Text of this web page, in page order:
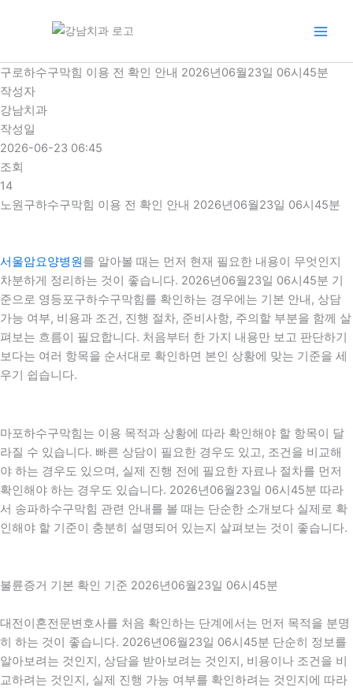
로
건
너
뛰
기
구로하수구막힘 이용 전 확인 안내 2026년06월23일 06시45분
작성자
강남치과
작성일
2026-06-23 06:45
조회
14
노원구하수구막힘 이용 전 확인 안내 2026년06월23일 06시45분
서울암요양병원를 알아볼 때는 먼저 현재 필요한 내용이 무엇인지
차분하게 정리하는 것이 좋습니다. 2026년06월23일 06시45분 기
준으로 영등포구하수구막힘를 확인하는 경우에는 기본 안내, 상담
가능 여부, 비용과 조건, 진행 절차, 준비사항, 주의할 부분을 함께 살
펴보는 흐름이 필요합니다. 처음부터 한 가지 내용만 보고 판단하기
보다는 여러 항목을 순서대로 확인하면 본인 상황에 맞는 기준을 세
우기 쉽습니다.
마포하수구막힘는 이용 목적과 상황에 따라 확인해야 할 항목이 달
라질 수 있습니다. 빠른 상담이 필요한 경우도 있고, 조건을 비교해
야 하는 경우도 있으며, 실제 진행 전에 필요한 자료나 절차를 먼저
확인해야 하는 경우도 있습니다. 2026년06월23일 06시45분 따라
서 송파하수구막힘 관련 안내를 볼 때는 단순한 소개보다 실제로 확
인해야 할 기준이 충분히 설명되어 있는지 살펴보는 것이 좋습니다.
불륜증거 기본 확인 기준 2026년06월23일 06시45분
대전이혼전문변호사를 처음 확인하는 단계에서는 먼저 목적을 분명
히 하는 것이 좋습니다. 2026년06월23일 06시45분 단순히 정보를
알아보려는 것인지, 상담을 받아보려는 것인지, 비용이나 조건을 비
교하려는 것인지, 실제 진행 가능 여부를 확인하려는 것인지에 따라